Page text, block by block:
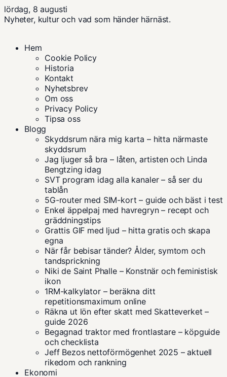
lördag, 8 augusti
Nyheter, kultur och vad som händer härnäst.
Hem
Cookie Policy
Historia
Kontakt
Nyhetsbrev
Om oss
Privacy Policy
Tipsa oss
Blogg
Skyddsrum nära mig karta – hitta närmaste
skyddsrum
Jag ljuger så bra – låten, artisten och Linda
Bengtzing idag
SVT program idag alla kanaler – så ser du
tablån
5G-router med SIM-kort – guide och bäst i test
Enkel äppelpaj med havregryn – recept och
gräddningstips
Grattis GIF med ljud – hitta gratis och skapa
egna
När får bebisar tänder? Ålder, symtom och
tandsprickning
Niki de Saint Phalle – Konstnär och feministisk
ikon
1RM-kalkylator – beräkna ditt
repetitionsmaximum online
Räkna ut lön efter skatt med Skatteverket –
guide 2026
Begagnad traktor med frontlastare – köpguide
och checklista
Jeff Bezos nettoförmögenhet 2025 – aktuell
rikedom och rankning
Ekonomi